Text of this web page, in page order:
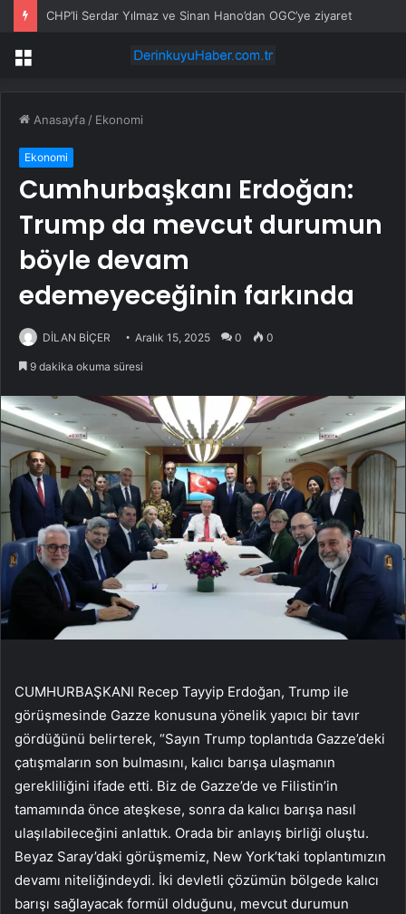
CHP’li Serdar Yılmaz ve Sinan Hano’dan OGC’ye ziyaret
Menü
Anasayfa / Ekonomi
Ekonomi
Cumhurbaşkanı Erdoğan:
Trump da mevcut durumun
böyle devam
edemeyeceğinin farkında
DİLAN BİÇER Aralık 15, 2025 0 0
9 dakika okuma süresi
CUMHURBAŞKANI Recep Tayyip Erdoğan, Trump ile
görüşmesinde Gazze konusuna yönelik yapıcı bir tavır
gördüğünü belirterek, “Sayın Trump toplantıda Gazze’deki
çatışmaların son bulmasını, kalıcı barışa ulaşmanın
gerekliliğini ifade etti. Biz de Gazze’de ve Filistin’in
tamamında önce ateşkese, sonra da kalıcı barışa nasıl
ulaşılabileceğini anlattık. Orada bir anlayış birliği oluştu.
Beyaz Saray’daki görüşmemiz, New York’taki toplantımızın
devamı niteliğindeydi. İki devletli çözümün bölgede kalıcı
barışı sağlayacak formül olduğunu, mevcut durumun